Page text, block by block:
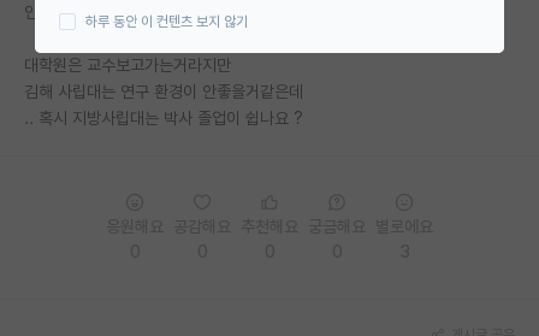
연구실(PI) 홍보 게시판
석박사 채용 정보 게시판
인데 제가 과한 오지랖이라면 오지랖인데 이해가 안가요..
대학원은 교수보고가는거라지만
김해 사립대는 연구 환경이 안좋을거같은데
.. 혹시 지방사립대는 박사 졸업이 쉽나요 ?
하루 동안 이 컨텐츠 보지 않기